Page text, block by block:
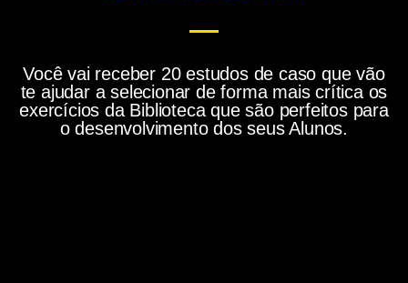
Você vai receber 20 estudos de caso que vão
te ajudar a selecionar de forma mais crítica os
exercícios da Biblioteca que são perfeitos para
o desenvolvimento dos seus Alunos.